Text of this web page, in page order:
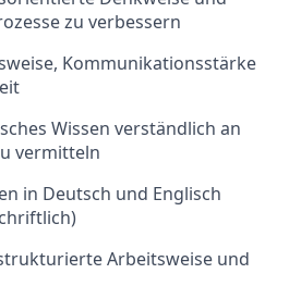
zu verbessern
Kommunikationsstärke
Wissen verständlich an
vermitteln
in Deutsch und Englisch
Arbeitsweise und